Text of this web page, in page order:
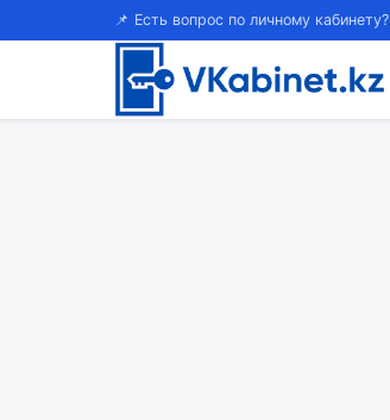
📌 Есть вопрос по личному кабинету?